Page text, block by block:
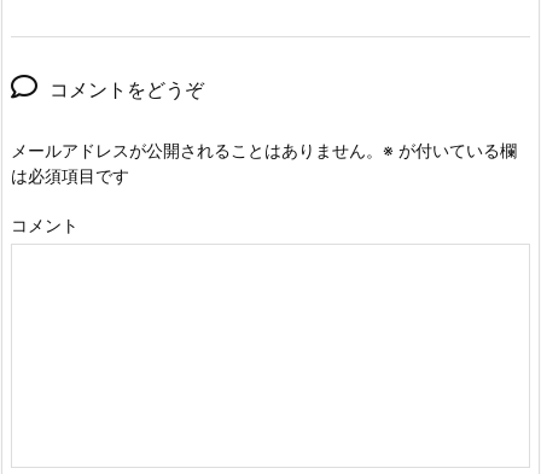
コメントをどうぞ
メールアドレスが公開されることはありません。 ※ が付いている欄
は必須項目です
コメント